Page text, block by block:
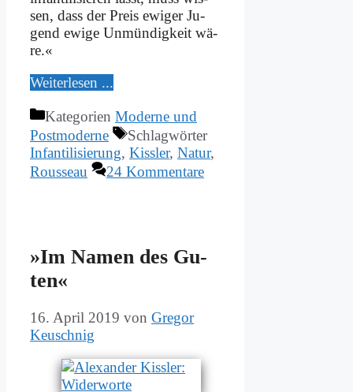
sen, dass der Preis ewi­ger Ju­
gend ewi­ge Un­mün­dig­keit wä­
re.«
Wei­ter­le­sen ...
Kategorien Moderne und
Postmoderne
Schlagwörter
Infantilisierung, Kissler, Natur,
Rousseau
24 Kommentare
»Im Na­men des Gu­
ten«
16. April 2019 von Gregor
Keuschnig